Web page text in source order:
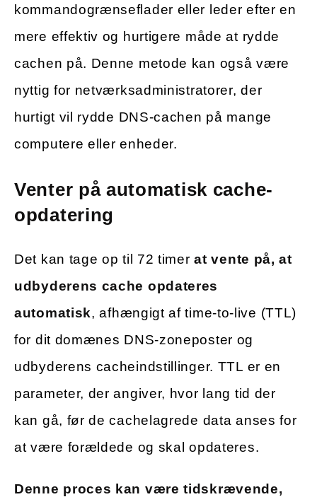
kommandogrænseflader eller leder efter en
mere effektiv og hurtigere måde at rydde
cachen på. Denne metode kan også være
nyttig for netværksadministratorer, der
hurtigt vil rydde DNS-cachen på mange
computere eller enheder.
Venter på automatisk cache-
opdatering
Det kan tage op til 72 timerat vente på, at
udbyderens cache opdateres
automatisk, afhængigt af time-to-live (TTL)
for dit domænes DNS-zoneposter og
udbyderens cacheindstillinger. TTL er en
parameter, der angiver, hvor lang tid der
kan gå, før de cachelagrede data anses for
at være forældede og skal opdateres.
Denne proces kan være tidskrævende,